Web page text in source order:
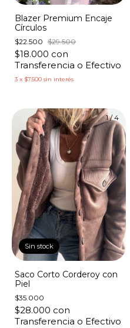
Blazer Premium Encaje
Círculos
$22.500 $29.500
$18.000 con
Transferencia o Efectivo
3 x $7.500 sin interés
1/4
Sin stock
Saco Corto Corderoy con
Piel
$35.000
$28.000 con
Transferencia o Efectivo